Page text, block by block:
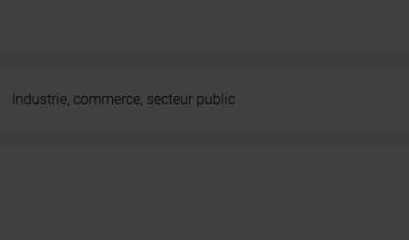
Industrie, commerce, secteur public